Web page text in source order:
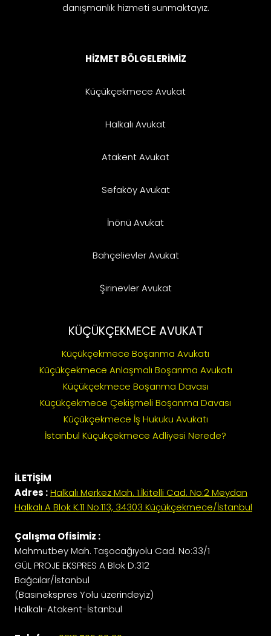
danışmanlık hizmeti sunmaktayız.
HİZMET BÖLGELERİMİZ
Küçükçekmece Avukat
Halkalı Avukat
Atakent Avukat
Sefaköy Avukat
İnönü Avukat
Bahçelievler Avukat
Şirinevler Avukat
KÜÇÜKÇEKMECE AVUKAT
Küçükçekmece Boşanma Avukatı
Küçükçekmece Anlaşmalı Boşanma Avukatı
Küçükçekmece Boşanma Davası
Küçükçekmece Çekişmeli Boşanma Davası
Küçükçekmece İş Hukuku Avukatı
İstanbul Küçükçekmece Adliyesi Nerede?
İLETİŞİM
Adres :Halkalı Merkez Mah. 1.İkitelli Cad. No:2 Meydan
Halkalı A Blok K:11 No:113, 34303 Küçükçekmece/İstanbul
Çalışma Ofisimiz :
Mahmutbey Mah. Taşocağıyolu Cad. No:33/1
GÜL PROJE EKSPRES A Blok D:312
Bağcılar/İstanbul
(Basınekspres Yolu üzerindeyiz)
Halkalı-Atakent-İstanbul